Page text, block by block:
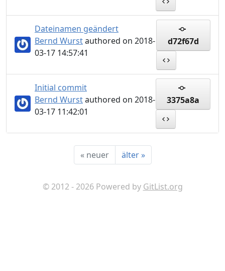
Dateinamen geändert
Bernd Wurstauthored on 2018-
03-17 14:57:41
d72f67d
Initial commit
Bernd Wurstauthored on 2018-
03-17 11:42:01
3375a8a
« neuer älter »
© 2012 - 2026 Powered by GitList.org